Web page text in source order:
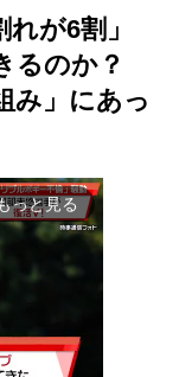
が6割」
るのか？
み」にあっ
っと見る